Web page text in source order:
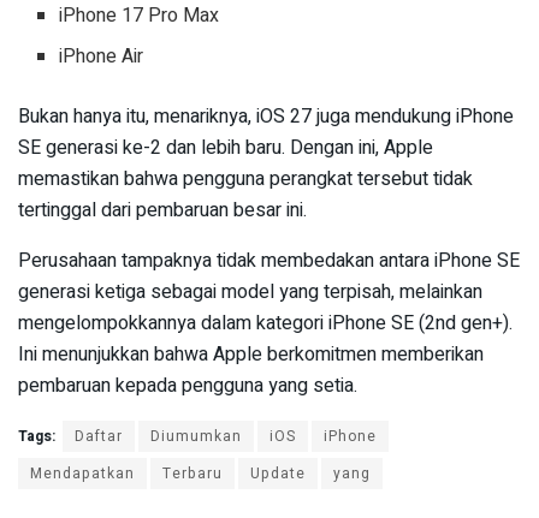
iPhone 17 Pro Max
iPhone Air
Bukan hanya itu, menariknya, iOS 27 juga mendukung iPhone
SE generasi ke-2 dan lebih baru. Dengan ini, Apple
memastikan bahwa pengguna perangkat tersebut tidak
tertinggal dari pembaruan besar ini.
Perusahaan tampaknya tidak membedakan antara iPhone SE
generasi ketiga sebagai model yang terpisah, melainkan
mengelompokkannya dalam kategori iPhone SE (2nd gen+).
Ini menunjukkan bahwa Apple berkomitmen memberikan
pembaruan kepada pengguna yang setia.
Tags: Daftar Diumumkan iOS
iPhone
Mendapatkan
Terbaru Update yang